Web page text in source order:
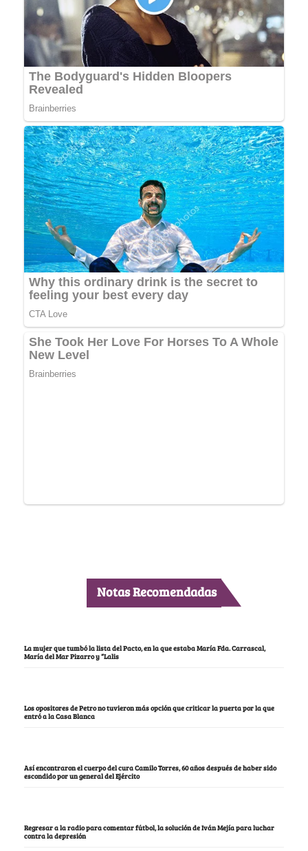
Notas Recomendadas
La mujer que tumbó la lista del Pacto, en la que estaba María Fda. Carrascal,
María del Mar Pizarro y “Lalis
Los opositores de Petro no tuvieron más opción que criticar la puerta por la que
entró a la Casa Blanca
Así encontraron el cuerpo del cura Camilo Torres, 60 años después de haber sido
escondido por un general del Ejército
Regresar a la radio para comentar fútbol, la solución de Iván Mejía para luchar
contra la depresión